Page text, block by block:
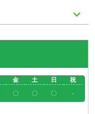
金 土 日
祝
〇 〇 〇 -